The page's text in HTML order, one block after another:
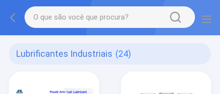
Lubrificantes Industriais (24)